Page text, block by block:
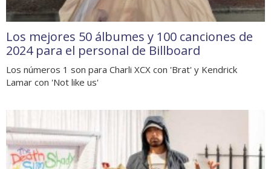
Los mejores 50 álbumes y 100 canciones de
2024 para el personal de Billboard
Los números 1 son para Charli XCX con 'Brat' y Kendrick
Lamar con 'Not like us'